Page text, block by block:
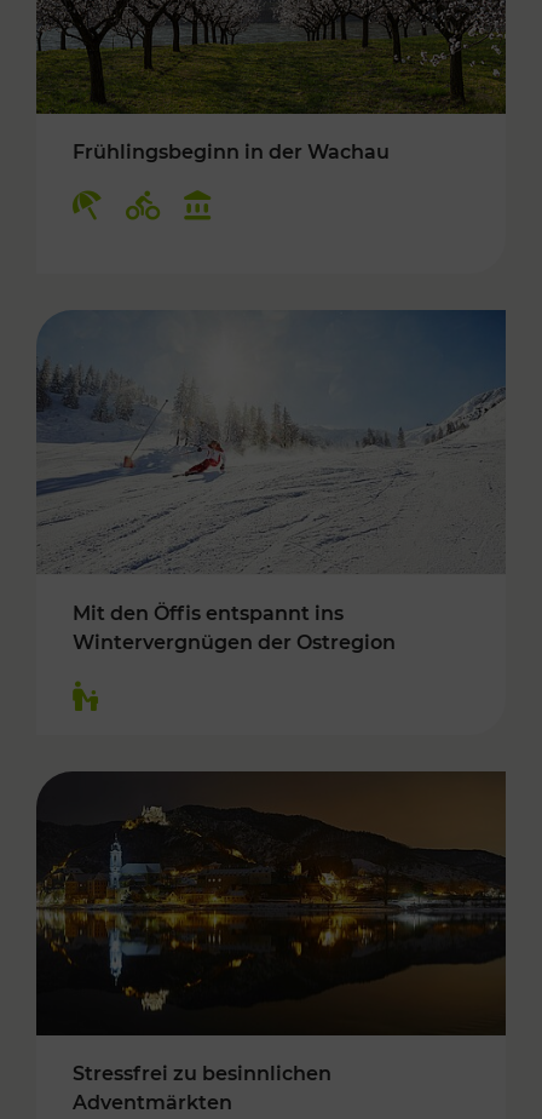
Frühlingsbeginn in der Wachau
Mit den Öffis entspannt ins
Wintervergnügen der Ostregion
Stressfrei zu besinnlichen
Adventmärkten